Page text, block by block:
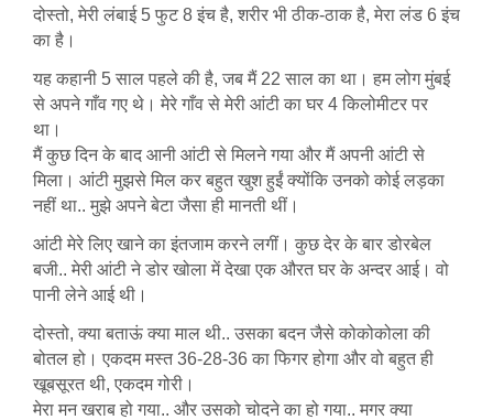
दोस्तो, मेरी लंबाई 5 फुट 8 इंच है, शरीर भी ठीक-ठाक है, मेरा लंड 6 इंच
का है।
यह कहानी 5 साल पहले की है, जब मैं 22 साल का था। हम लोग मुंबई
से अपने गाँव गए थे। मेरे गाँव से मेरी आंटी का घर 4 किलोमीटर पर
था।
मैं कुछ दिन के बाद आनी आंटी से मिलने गया और मैं अपनी आंटी से
मिला। आंटी मुझसे मिल कर बहुत खुश हुईं क्योंकि उनको कोई लड़का
नहीं था.. मुझे अपने बेटा जैसा ही मानती थीं।
आंटी मेरे लिए खाने का इंतजाम करने लगीं। कुछ देर के बार डोरबेल
बजी.. मेरी आंटी ने डोर खोला में देखा एक औरत घर के अन्दर आई। वो
पानी लेने आई थी।
दोस्तो, क्या बताऊं क्या माल थी.. उसका बदन जैसे कोकोकोला की
बोतल हो। एकदम मस्त 36-28-36 का फिगर होगा और वो बहुत ही
खूबसूरत थी, एकदम गोरी।
मेरा मन खराब हो गया.. और उसको चोदने का हो गया.. मगर क्या